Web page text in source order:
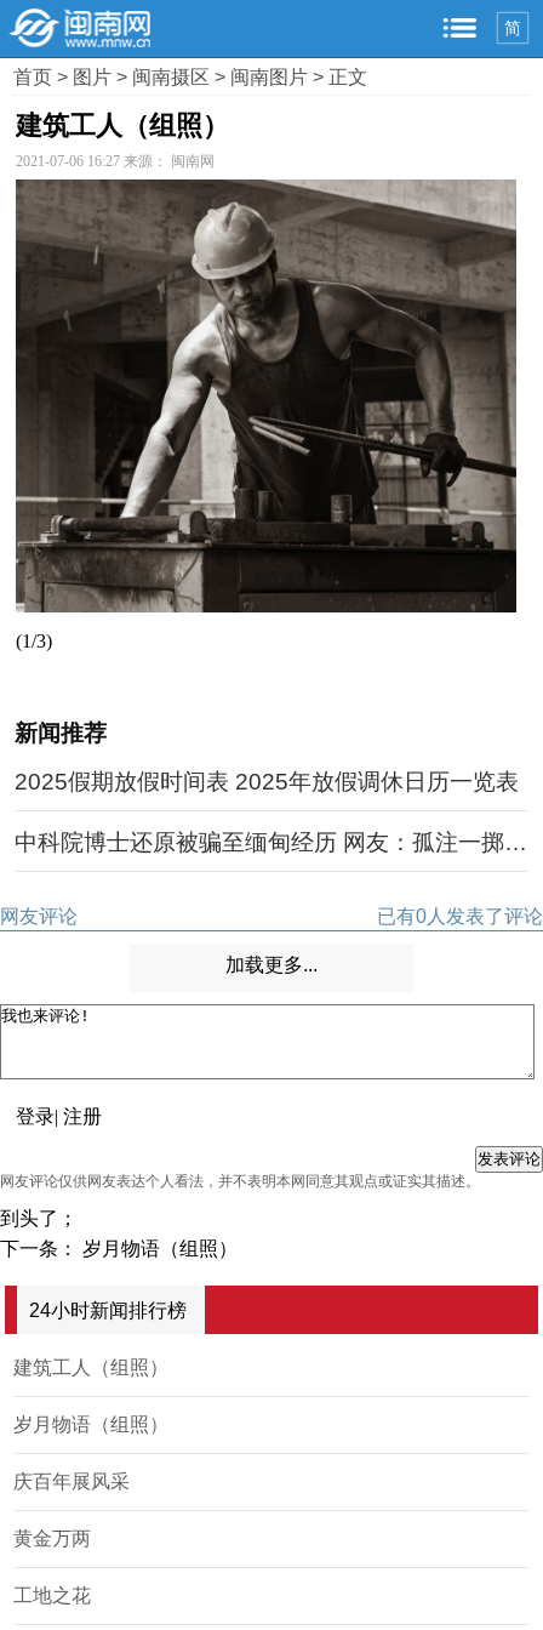
简
首页 > 图片 > 闽南摄区 > 闽南图片 > 正文
建筑工人（组照）
2021-07-06 16:27 来源： 闽南网
(1/3)
新闻推荐
2025假期放假时间表 2025年放假调休日历一览表
中科院博士还原被骗至缅甸经历 网友：孤注一掷现
实版
已有0 人发表了评论
网友评论
加载更多...
登录|注册
网友评论仅供网友表达个人看法，并不表明本网同意其观点或证实其描述。
到头了；
下一条： 岁月物语（组照）
24小时新闻排行榜
建筑工人（组照）
岁月物语（组照）
庆百年展风采
黄金万两
工地之花